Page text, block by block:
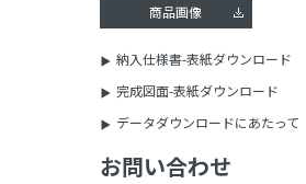
商品画像
納入仕様書-表紙ダウンロード
完成図面-表紙ダウンロード
データダウンロードにあたって
お問い合わせ